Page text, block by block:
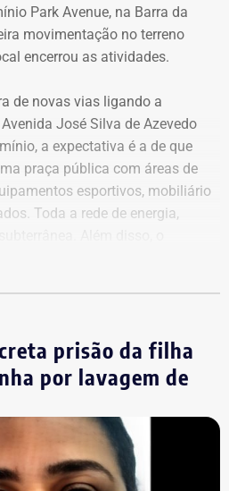
Jordão em 2026 — Foto:
Divulgacand
Jordão em 2020 — Foto:
Divulgacand
Park Avenue, na Barra da
movimentação no terreno
encerrou as atividades.
de novas vias ligando a
José Silva de Azevedo
a expectativa é a de que
praça pública com áreas de
esportivos, mobiliário
Toda a rede de energia,
33 lixeiras e oito
para mais de 200
1,4 km de ciclovias, além de
para redes de energia,
A proposta é que a área seja
responsável pela
dos espaços.
da RJZ Cyrela,
prisão da filha
por lavagem de